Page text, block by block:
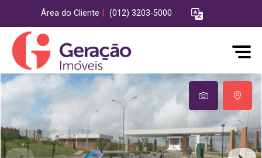
Área do Cliente (012) 3203-5000